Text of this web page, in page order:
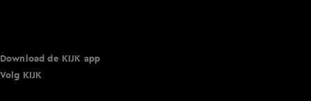
Download de KIJK app
Volg KIJK